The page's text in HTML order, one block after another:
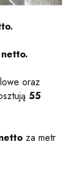
oraz
55
za metr